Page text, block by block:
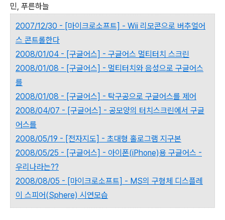
민, 푸른하늘
2007/12/30 - [마이크로소프트] - Wii 리모콘으로 버추얼어
스 콘트롤한다
2008/01/04 - [구글어스] - 구글어스 멀티터치 스크린
2008/01/08 - [구글어스] - 멀티터치와 음성으로 구글어스
를
2008/01/08 - [구글어스] - 탁구공으로 구글어스를 제어
2008/04/07 - [구글어스] - 공모양의 터치스크린에서 구글
어스를
2008/05/19 - [전자지도] - 초대형 홀로그램 지구본
2008/05/25 - [구글어스] - 아이폰(iPhone)용 구글어스 -
우리나라는??
2008/08/05 - [마이크로소프트] - MS의 구형체 디스플레
이 스피어(Sphere) 시연모습